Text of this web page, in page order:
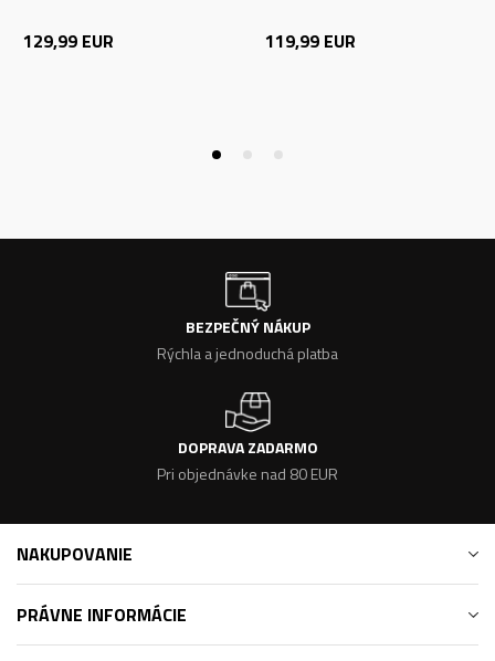
129,99 EUR 119,99 EUR
BEZPEČNÝ NÁKUP
Rýchla a jednoduchá platba
DOPRAVA ZADARMO
Pri objednávke nad 80 EUR
NAKUPOVANIE
PRÁVNE INFORMÁCIE